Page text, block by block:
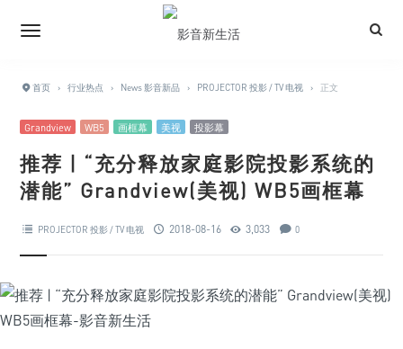
首页 › 行业热点 › News 影音新品 › PROJECTOR 投影 / TV 电视 › 正文
Grandview WB5 画框幕 美视 投影幕
推荐 | “充分释放家庭影院投影系统的
潜能” Grandview(美视) WB5画框幕
PROJECTOR 投影 / TV 电视 2018-08-16 3,033 0